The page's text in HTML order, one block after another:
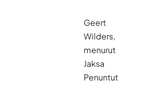
Geert
Wilders,
menurut
Jaksa
Penuntut